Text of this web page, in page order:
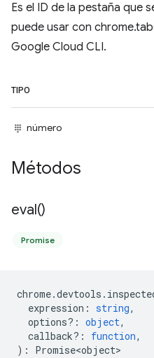
Es el ID de la pestaña que
puede usar con
Google Cloud CLI.
TIPO
número
Métodos
eval()
Promise
chrome.devtools .
expression : string,
options? : object,
callback? : function,
) : Promise<object>